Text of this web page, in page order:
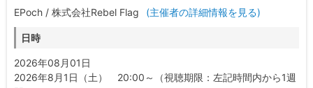
EPoch / 株式会社Rebel Flag (主催者の詳細情報を見る)
日時
2026年08月01日
2026年8月1日（土） 20:00～（視聴期限：左記時間内から1週